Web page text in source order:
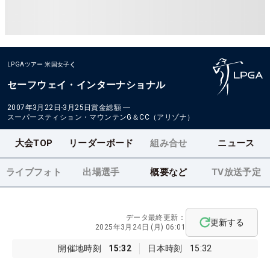
LPGAツアー 米国女子
セーフウェイ・インターナショナル
2007年3月22日-3月25日賞金総額 ―
スーパースティション・マウンテンG＆CC（アリゾナ）
大会TOP リーダーボード 組み合せ ニュース
ライブフォト 出場選手 概要など TV放送予定
開催地時刻 15:32 日本時刻 15:32
データ最終更新：
2025年3月24日 (月) 06:01
更新する